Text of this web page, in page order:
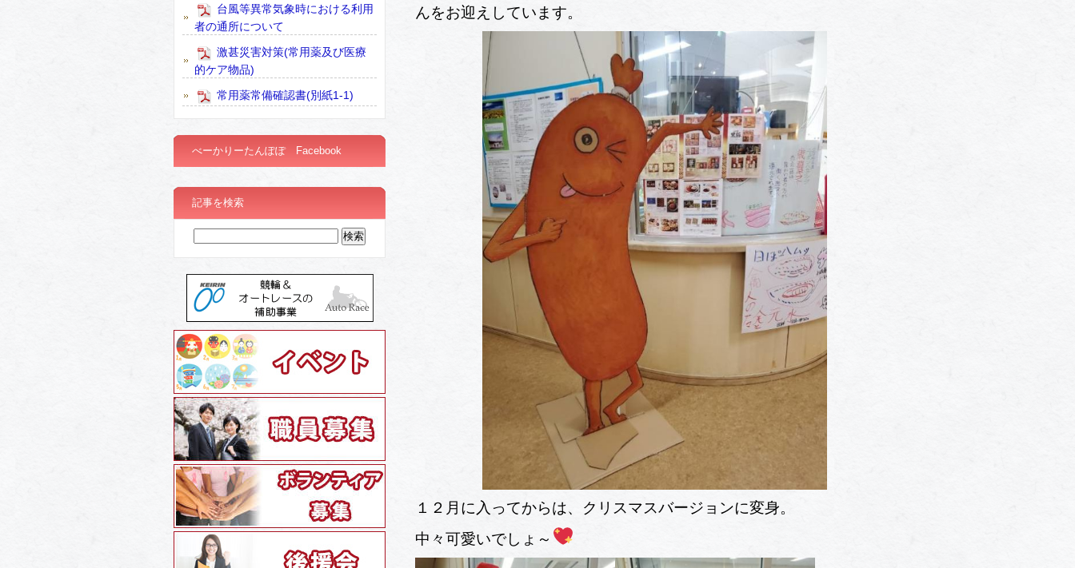
んをお迎えしています。
１２月に入ってからは、クリスマスバージョンに変身。
中々可愛いでしょ～
台風等異常気象時における利用
者の通所について
激甚災害対策(常用薬及び医療
的ケア物品)
常用薬常備確認書(別紙1-1)
べーかりーたんぽぽ Facebook
記事を検索